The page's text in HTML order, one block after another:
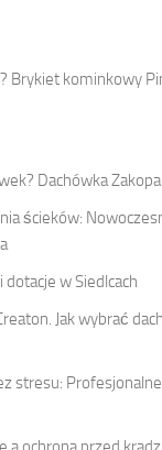
Brykiet kominkowy
Dachówka
ścieków:
dotacje w Siedlcach
Jak wybrać
stresu: